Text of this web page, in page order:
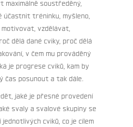
maximálně soustředěný,
účastnit tréninku, myšleno,
vzdělávat,
dělá dané cviky, proč dělá
v čem mu prováděný
je progrese cviků, kam by
čas posunout a tak dále.
jaké je přesné provedení
svaly a svalové skupiny se
cviků, co je cílem